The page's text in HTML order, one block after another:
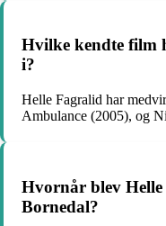
Hvilke kendte film
i?
Helle Fagralid har
Ambulance (2005), og
Hvornår blev
Bornedal?